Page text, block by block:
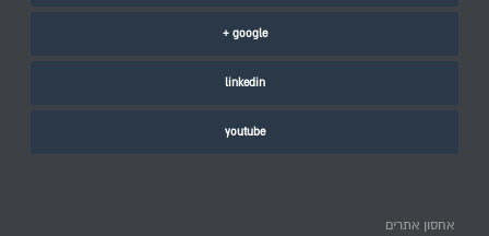
google +
linkedin
youtube
אחסון אתרים